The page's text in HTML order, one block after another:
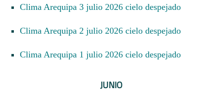
Clima Arequipa 3 julio 2026 cielo despejado
Clima Arequipa 2 julio 2026 cielo despejado
Clima Arequipa 1 julio 2026 cielo despejado
JUNIO